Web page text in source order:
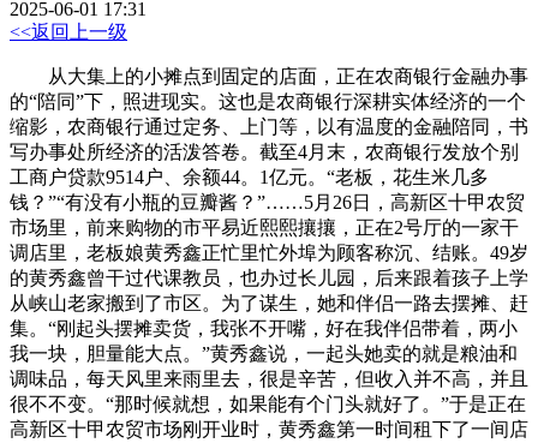
2025-06-01 17:31
<<返回上一级
从大集上的小摊点到固定的店面，正在农商银行金融办事
的“陪同”下，照进现实。这也是农商银行深耕实体经济的一个
缩影，农商银行通过定务、上门等，以有温度的金融陪同，书
写办事处所经济的活泼答卷。截至4月末，农商银行发放个别
工商户贷款9514户、余额44。1亿元。“老板，花生米几多
钱？”“有没有小瓶的豆瓣酱？”……5月26日，高新区十甲农贸
市场里，前来购物的市平易近熙熙攘攘，正在2号厅的一家干
调店里，老板娘黄秀鑫正忙里忙外埠为顾客称沉、结账。49岁
的黄秀鑫曾干过代课教员，也办过长儿园，后来跟着孩子上学
从峡山老家搬到了市区。为了谋生，她和伴侣一路去摆摊、赶
集。“刚起头摆摊卖货，我张不开嘴，好在我伴侣带着，两小
我一块，胆量能大点。”黄秀鑫说，一起头她卖的就是粮油和
调味品，每天风里来雨里去，很是辛苦，但收入并不高，并且
很不不变。“那时候就想，如果能有个门头就好了。”于是正在
高新区十甲农贸市场刚开业时，黄秀鑫第一时间租下了一间店